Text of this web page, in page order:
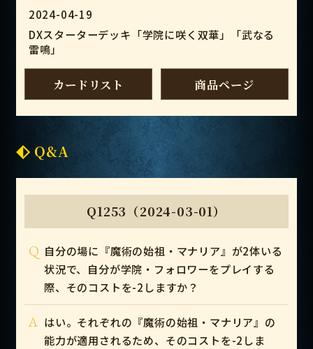
2024-04-19
DXスターターデッキ「学院に咲く双華」「武なる
雷鳴」
カードリスト 商品ページ
Q&A
Q1253（2024-03-01）
Q 自分の場に『魔術の始祖・マナリア』が2体いる
状況で、自分が学院・フォロワーをプレイする
際、そのコストを-2しますか？
A はい。それぞれの『魔術の始祖・マナリア』の
能力が適用されるため、そのコストを-2しま